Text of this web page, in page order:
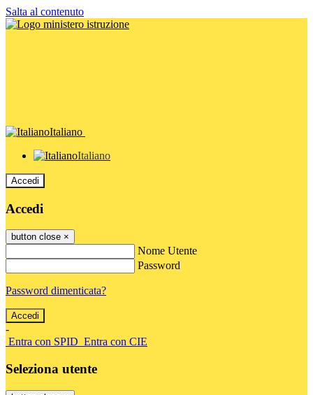
Salta al contenuto
Italiano
Italiano
Accedi
Accedi
button close ×
Nome Utente
Password
Password dimenticata?
-
Entra con SPID Entra con CIE
Seleziona utente